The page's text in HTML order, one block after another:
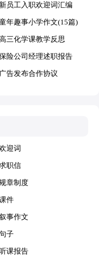
稿
新员工入职欢迎词汇编
篇
年趣事小学作文(15篇)
三化学课教学反思
险公司经理述职报告
广告发布合作协议
迎词
职信
章制度
件
事作文
子
课报告